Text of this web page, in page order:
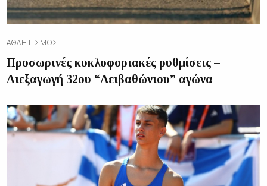
ΑΘΛΗΤΙΣΜΌΣ
Προσωρινές κυκλοφοριακές ρυθμίσεις –
Διεξαγωγή 32ου “Λειβαθώνιου” αγώνα